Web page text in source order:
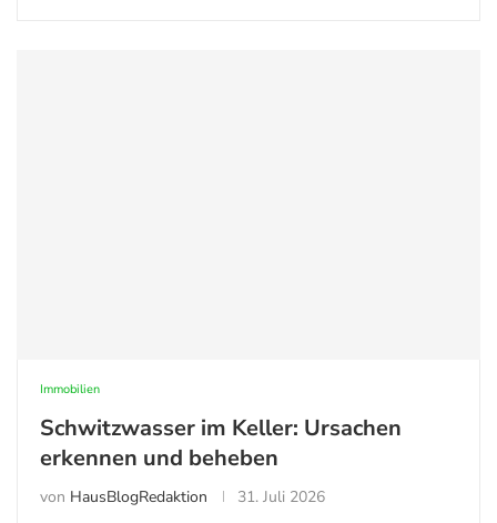
Immobilien
Schwitzwasser im Keller: Ursachen
erkennen und beheben
von HausBlogRedaktion 31. Juli 2026